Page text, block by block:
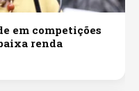
em competições
renda